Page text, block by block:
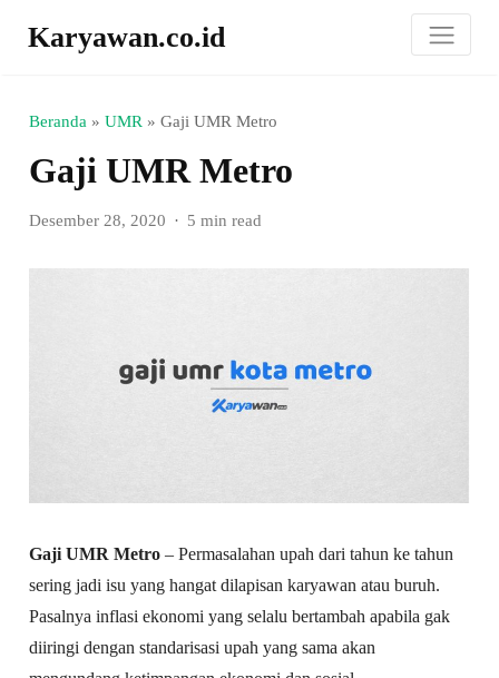
Karyawan.co.id
Beranda »UMR »Gaji UMR Metro
Gaji UMR Metro
Desember 28, 2020 5 min read
Gaji UMR Metro – Permasalahan upah dari tahun ke tahun
sering jadi isu yang hangat dilapisan karyawan atau buruh.
Pasalnya inflasi ekonomi yang selalu bertambah apabila gak
diiringi dengan standarisasi upah yang sama akan